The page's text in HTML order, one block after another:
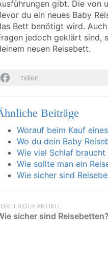
gibt. Die von
du ein neues Baby
Bett benötigt wird.
jedoch geklärt sind,
neuen Reisebett.
teilen
Beiträge
Worauf beim Kauf
Wo du dein Baby
Wie viel Schlaf braucht
Wie sollte man ein
Wie sicher sind
ARTIKEL
sicher sind Reisebetten?